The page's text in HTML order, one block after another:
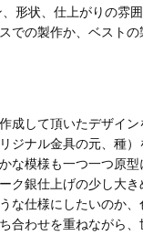
形状、仕上がりの雰囲
での製作か、ベスト
成して頂いたデザイ
ジナル金具の元、種
な模様も一つ一つ原
ク銀仕上げの少し大
な仕様にしたいのか
合わせを重ねながら